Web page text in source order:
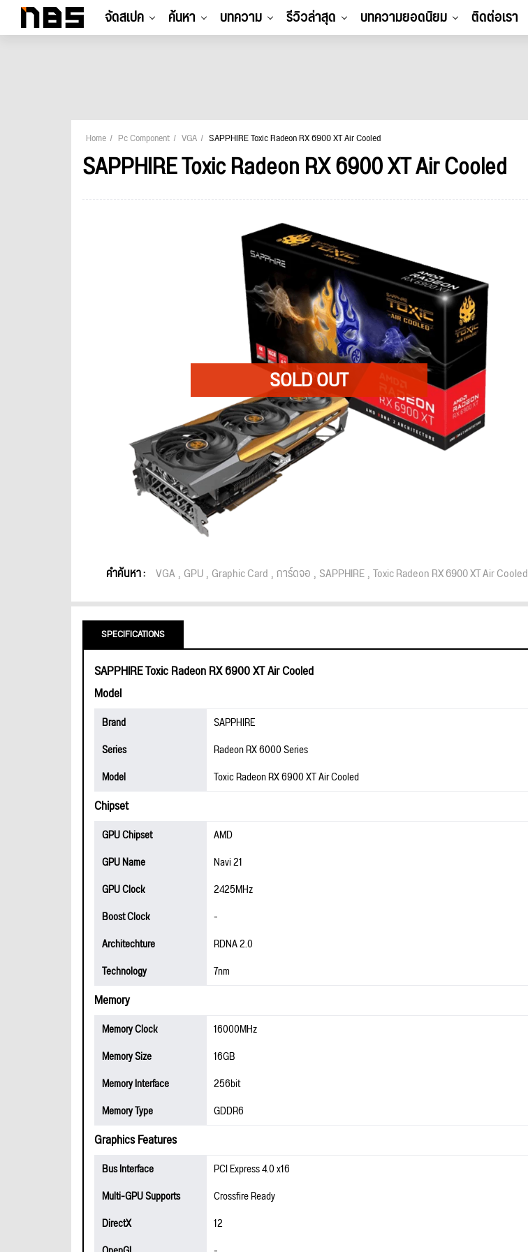
จัดสเปค ค้นหา บทความ รีวิวล่าสุด บทความยอดนิยม ติดต่อเรา
Home Pc Component VGA SAPPHIRE Toxic Radeon RX 6900 XT Air Cooled
SAPPHIRE Toxic Radeon RX 6900 XT Air Cooled
คำค้นหา : VGA GPU Graphic Card การ์ดจอ SAPPHIRE Toxic Radeon RX 6900 XT Air Cooled
SPECIFICATIONS
SAPPHIRE Toxic Radeon RX 6900 XT Air Cooled
Model
Brand
SAPPHIRE
Series
Radeon RX 6000 Series
Model
Toxic Radeon RX 6900 XT Air Cooled
Chipset
GPU Chipset
AMD
GPU Name
Navi 21
GPU Clock
2425MHz
Boost Clock
-
Architechture
RDNA 2.0
Technology
7nm
Memory
Memory Clock
16000MHz
Memory Size
16GB
Memory Interface
256bit
Memory Type
GDDR6
Graphics Features
Bus Interface
PCI Express 4.0 x16
Multi-GPU Supports
Crossfire Ready
DirectX
12